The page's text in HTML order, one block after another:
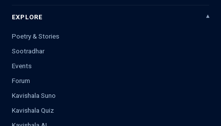
EXPLORE
Poetry & Stories
Sootradhar
Events
Forum
Kavishala Suno
Kavishala Quiz